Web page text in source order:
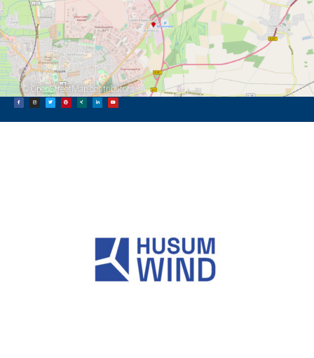
© OpenStreetMapcontributors